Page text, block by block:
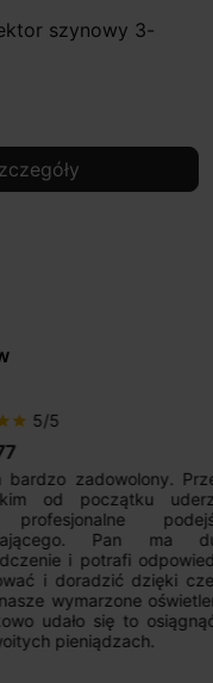
szynowy 3-
Przede
uderzyło
ma duże
czemu
oświetlenie.
osiągnąć w
Polecam
wrócę w